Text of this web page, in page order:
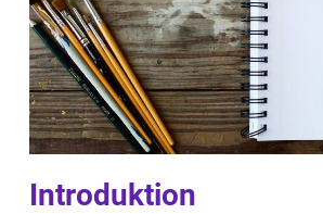
Introduktion